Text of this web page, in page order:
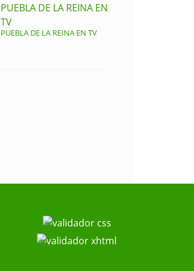
PUEBLA DE LA REINA EN
TV
PUEBLA DE LA REINA EN TV